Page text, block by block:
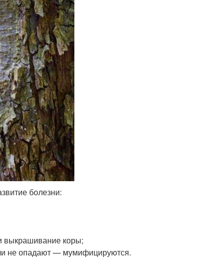
болезни:
выкрашивание коры;
не опадают — мумифицируются.